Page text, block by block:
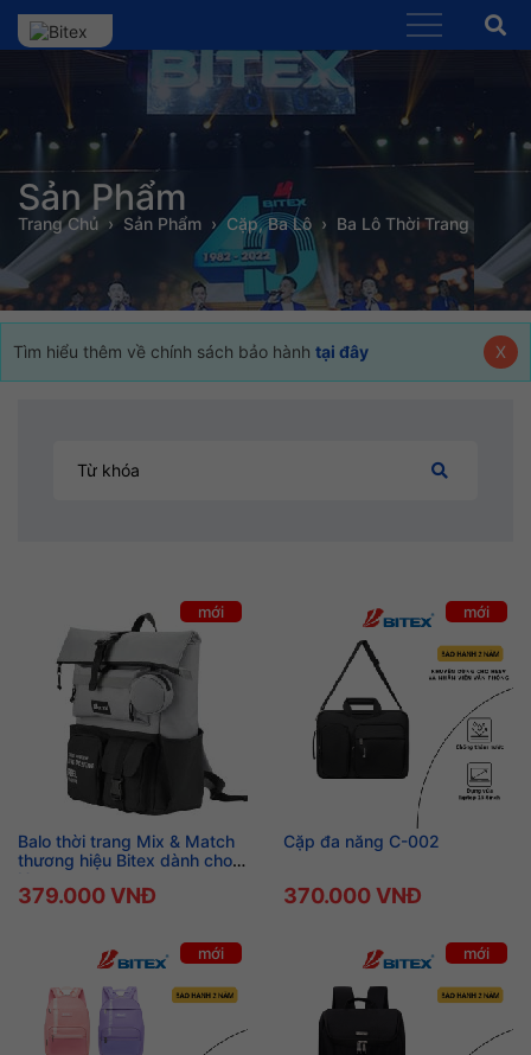
Sản Phẩm
Trang Chủ Sản Phẩm Cặp, Ba Lô Ba Lô Thời Trang
Tìm hiểu thêm về chính sách bảo hành tại đây X
mới
Balo thời trang Mix & Match
thương hiệu Bitex dành cho
379.000 VNĐ
mới
Cặp đa năng C-002
370.000 VNĐ
mới mới